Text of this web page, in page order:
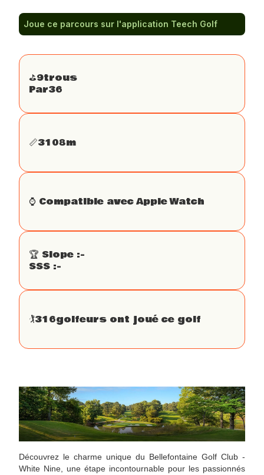
Joue ce parcours sur l'application Teech Golf
⛳️9trous
Par36
📏3108m
⌚️ Compatible avec Apple Watch
🏆 Slope :-
SSS :-
🏌316golfeurs ont joué ce golf
Découvrez le charme unique du Bellefontaine Golf Club -
White Nine, une étape incontournable pour les passionnés